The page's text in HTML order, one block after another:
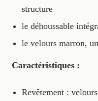
structure
le déhoussable
le velours marron,
Caractéristiques :
Revêtement :